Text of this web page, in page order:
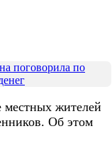
местных жителей
Об этом